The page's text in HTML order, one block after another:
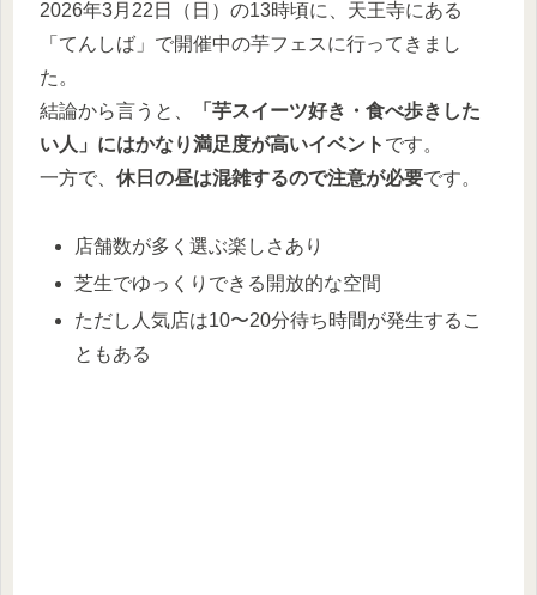
2026年3月22日（日）の13時頃に、天王寺にある
「てんしば」で開催中の芋フェスに行ってきまし
た。
結論から言うと、
「芋スイーツ好き・食べ歩きした
い人」にはかなり満足度が高いイベント です。
一方で、 休日の昼は混雑するので注意が必要です。
店舗数が多く選ぶ楽しさあり
芝生でゆっくりできる開放的な空間
ただし人気店は10〜20分待ち時間が発生するこ
ともある